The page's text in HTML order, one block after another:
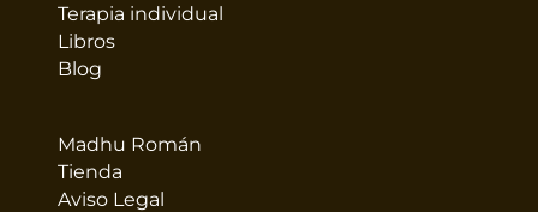
Terapia individual
Libros
Blog
Madhu Román
Tienda
Aviso Legal